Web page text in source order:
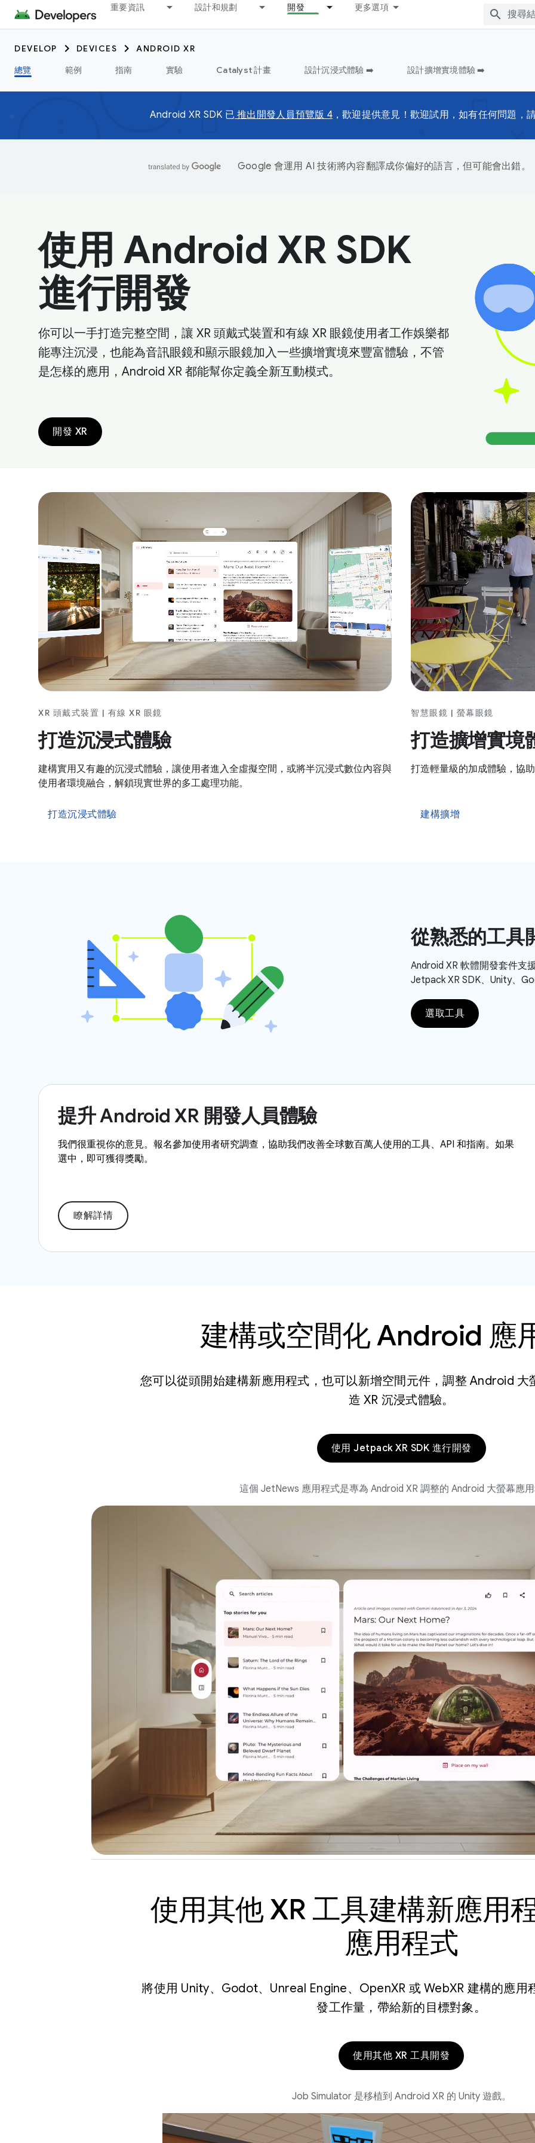
重要資訊 設計和規劃 開發 更多選項
DEVELOP DEVICES
ANDROID XR
總覽
範例 指南 實驗 Catalyst 計畫 設計沉浸式體驗 ➡️ 設計擴增實境體驗 ➡️
Android XR SDK 已 推出開發人員預覽版 4，歡迎提供意見！歡迎試用，如有任何問題，
Google 會運用 AI 技術將內容翻譯成你偏好的語言，但可能會出錯。
使用 Android XR SDK
進行開發
你可以一手打造完整空間，讓 XR 頭戴式裝置和有線 XR 眼鏡使用者工作娛樂都
能專注沉浸，也能為音訊眼鏡和顯示眼鏡加入一些擴增實境來豐富體驗，不管
是怎樣的應用，Android XR 都能幫你定義全新互動模式。
開發 XR
XR 頭戴式裝置 | 有線 XR 眼鏡
打造沉浸式體驗
建構實用又有趣的沉浸式體驗，讓使用者進入全虛擬空間，或將半沉浸式數位內容與
使用者環境融合，解鎖現實世界的多工處理功能。
打造沉浸式體驗
智慧眼鏡 | 螢幕眼鏡
打造擴增實境
打造輕量級的加成體驗，協
建構擴增
從熟悉的工具
Android XR 軟體開發套件支
Jetpack XR SDK、Unity、
選取工具
提升 Android XR 開發人員體驗
我們很重視你的意見。報名參加使用者研究調查，協助我們改善全球數百萬人使用的工具、API 和指南。如果
選中，即可獲得獎勵。
瞭解詳情
建構或空間化 Android 應
您可以從頭開始建構新應用程式，也可以新增空間元件，調整 Android 大
造 XR 沉浸式體驗。
使用 Jetpack XR SDK 進行開發
這個 JetNews 應用程式是專為 Android XR 調整的 Android 大螢幕應
使用其他 XR 工具建構新應用
應用程式
將使用 Unity、Godot、Unreal Engine、OpenXR 或 WebXR 建構的應用
發工作量，帶給新的目標對象。
使用其他 XR 工具開發
Job Simulator 是移植到 Android XR 的 Unity 遊戲。